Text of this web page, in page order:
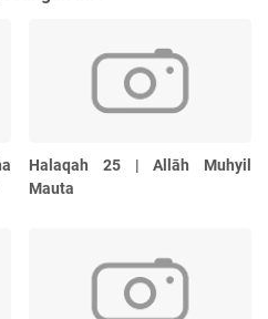
Halaqah 25 | Allāh Muhyil
Mauta